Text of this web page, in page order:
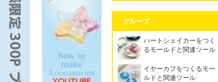
グループ
ハートシェイカーをつく
るモールドと関連ツール
イヤーカフをつくるモー
ルドと関連ツール